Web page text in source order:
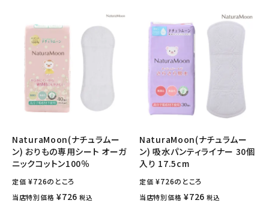
NaturaMoon(ナチュラムー
ン) おりもの専用シート オーガ
ニックコットン100％
定価 ¥726のところ
当店特別価格 ¥726 税込
NaturaMoon(ナチュラムー
ン) 吸水パンティライナー 30個
入り 17.5cm
定価 ¥726のところ
当店特別価格 ¥726 税込